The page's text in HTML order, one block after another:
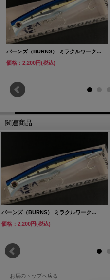
バーンズ（BURNS） ミラクルワーク…
価格：2,200円(税込)
関連商品
バーンズ（BURNS） ミラクルワーク…
価格：2,200円(税込)
お店のトップへ戻る